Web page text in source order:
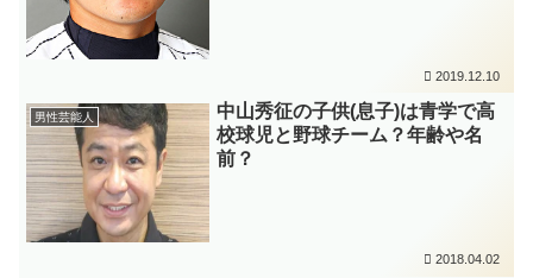
2019.12.10
男性芸能人
中山秀征の子供(息子)は青学で高
校球児と野球チーム？年齢や名
前？
2018.04.02